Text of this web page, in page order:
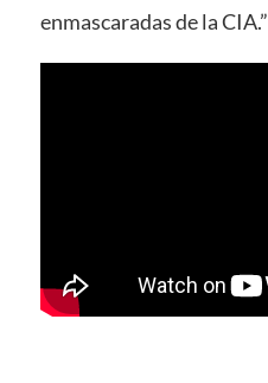
enmascaradas de la CIA.”